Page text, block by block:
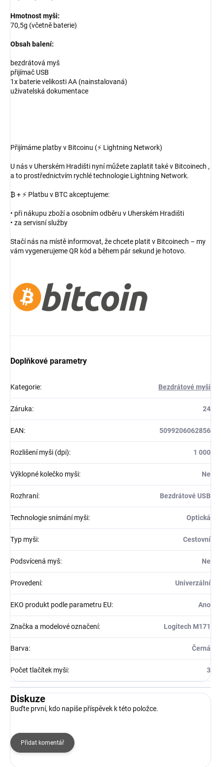
Hmotnost myši:
70,5g (včetně baterie)
Obsah balení:
bezdrátová myš
přijímač USB
1x baterie velikosti AA (nainstalovaná)
uživatelská dokumentace
Přijímáme platby v Bitcoinu (⚡ Lightning Network)
U nás v Uherském Hradišti nyní můžete zaplatit také v Bitcoinech ,
a to prostřednictvím rychlé technologie Lightning Network.
₿ + ⚡ Platbu v BTC akceptujeme:
• při nákupu zboží a osobním odběru v Uherském Hradišti
• za servisní služby
Stačí nás na místě informovat, že chcete platit v Bitcoinech – my
vám vygenerujeme QR kód a během pár sekund je hotovo.
Doplňkové parametry
Kategorie: Bezdrátové myši
Záruka: 24
EAN: 5099206062856
Rozlišení myši (dpi): 1 000
Výklopné kolečko myši: Ne
Rozhraní: Bezdrátové USB
Technologie snímání myši: Optická
Typ myši: Cestovní
Podsvícená myš: Ne
Provedení: Univerzální
EKO produkt podle parametru EU: Ano
Značka a modelové označení: Logitech M171
Barva: Černá
Počet tlačítek myši: 3
Diskuze
Buďte první, kdo napíše příspěvek k této položce.
Přidat komentář